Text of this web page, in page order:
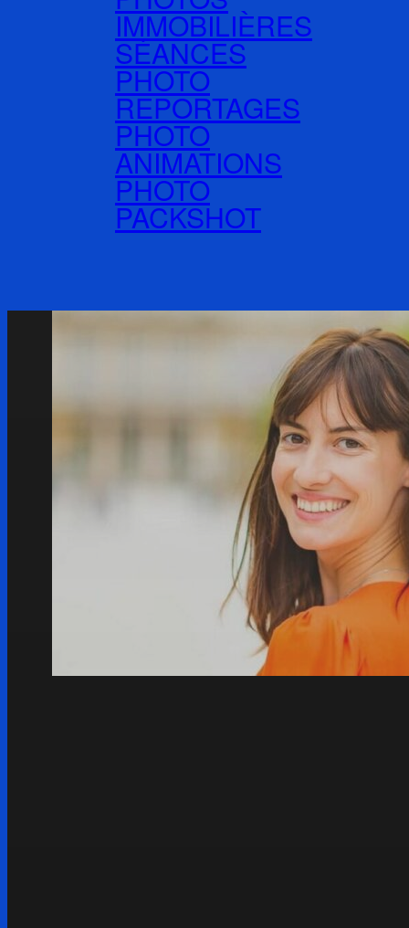
IMMOBILIÈRES
SÉANCES
PHOTO
REPORTAGES
PHOTO
ANIMATIONS
PHOTO
PACKSHOT